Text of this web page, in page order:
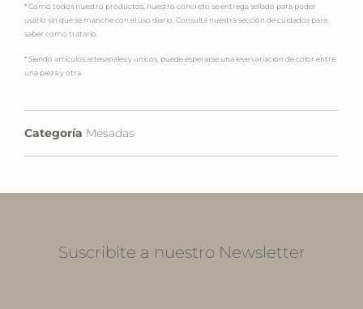
* Como todos nuestro productos, nuestro concreto se entrega sellado para poder
usarlo sin que se manche con el uso diario. Consultá nuestra sección de cuidados para
saber como tratarlo.
* Siendo artículos artesanales y únicos, puede esperarse una leve variación de color entre
una pieza y otra.
Categoría Mesadas
Suscribite a nuestro Newsletter